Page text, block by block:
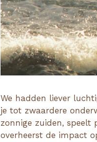
We hadden liever
je tot zwaardere
zonnige zuiden,
overheerst de impact